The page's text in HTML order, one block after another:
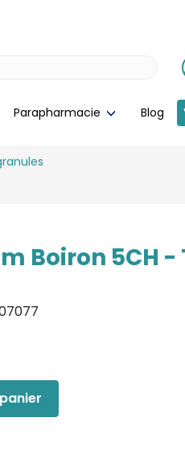
Parapharmacie Blog
Boiron 5CH -